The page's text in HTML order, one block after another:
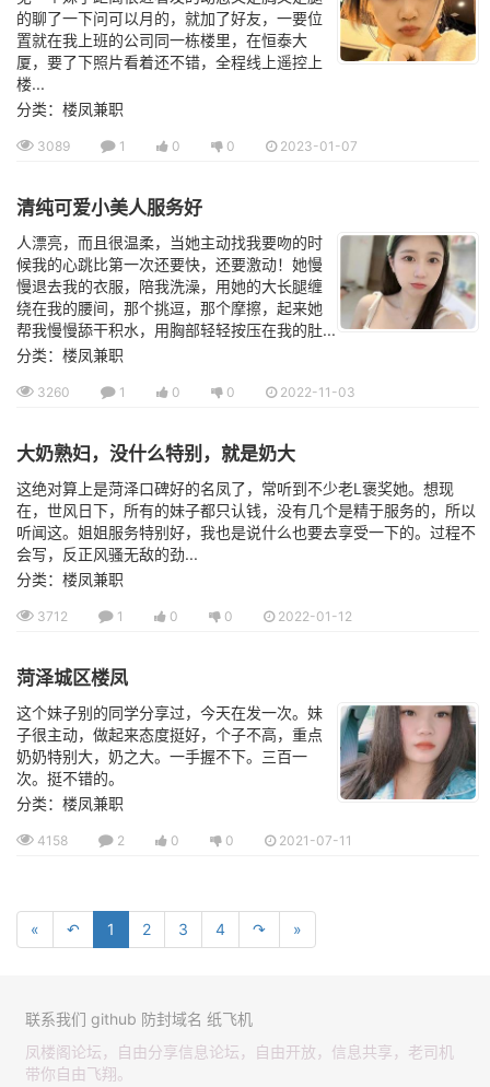
的聊了一下问可以月的，就加了好友，一要位
置就在我上班的公司同一栋楼里，在恒泰大
厦，要了下照片看着还不错，全程线上遥控上
楼...
分类：楼凤兼职
3089 1 0 0 2023-01-07
清纯可爱小美人服务好
人漂亮，而且很温柔，当她主动找我要吻的时
候我的心跳比第一次还要快，还要激动！她慢
慢退去我的衣服，陪我洗澡，用她的大长腿缠
绕在我的腰间，那个挑逗，那个摩擦，起来她
帮我慢慢舔干积水，用胸部轻轻按压在我的肚...
分类：楼凤兼职
3260 1 0 0 2022-11-03
大奶熟妇，没什么特别，就是奶大
这绝对算上是菏泽口碑好的名凤了，常听到不少老L褒奖她。想现
在，世风日下，所有的妹子都只认钱，没有几个是精于服务的，所以
听闻这。姐姐服务特别好，我也是说什么也要去享受一下的。过程不
会写，反正风骚无敌的劲...
分类：楼凤兼职
3712 1 0 0 2022-01-12
菏泽城区楼凤
这个妹子别的同学分享过，今天在发一次。妹
子很主动，做起来态度挺好，个子不高，重点
奶奶特别大，奶之大。一手握不下。三百一
次。挺不错的。
分类：楼凤兼职
4158 2 0 0 2021-07-11
« ↶ 1 2 3 4 ↷ »
联系我们 github 防封域名 纸飞机
凤楼阁论坛，自由分享信息论坛，自由开放，信息共享，老司机
带你自由飞翔。